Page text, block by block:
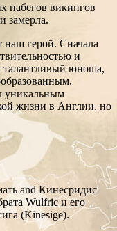
набегов викингов
замерла.
герой. Сначала
и
талантливый юноша,
уникальным
жизни в Англии, но
and Кинесридис
Wulfric и его
(Kinesige).